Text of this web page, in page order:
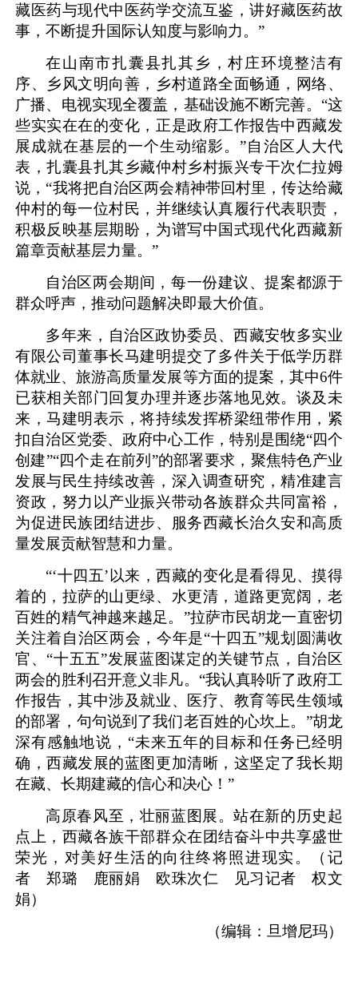
藏医药与现代中医药学交流互鉴，讲好藏医药故
事，不断提升国际认知度与影响力。”
在山南市扎囊县扎其乡，村庄环境整洁有
序、乡风文明向善，乡村道路全面畅通，网络、
广播、电视实现全覆盖，基础设施不断完善。“这
些实实在在的变化，正是政府工作报告中西藏发
展成就在基层的一个生动缩影。”自治区人大代
表，扎囊县扎其乡藏仲村乡村振兴专干次仁拉姆
说，“我将把自治区两会精神带回村里，传达给藏
仲村的每一位村民，并继续认真履行代表职责，
积极反映基层期盼，为谱写中国式现代化西藏新
篇章贡献基层力量。”
自治区两会期间，每一份建议、提案都源于
群众呼声，推动问题解决即最大价值。
多年来，自治区政协委员、西藏安牧多实业
有限公司董事长马建明提交了多件关于低学历群
体就业、旅游高质量发展等方面的提案，其中6件
已获相关部门回复办理并逐步落地见效。谈及未
来，马建明表示，将持续发挥桥梁纽带作用，紧
扣自治区党委、政府中心工作，特别是围绕“四个
创建”“四个走在前列”的部署要求，聚焦特色产业
发展与民生持续改善，深入调查研究，精准建言
资政，努力以产业振兴带动各族群众共同富裕，
为促进民族团结进步、服务西藏长治久安和高质
量发展贡献智慧和力量。
“‘十四五’以来，西藏的变化是看得见、摸得
着的，拉萨的山更绿、水更清，道路更宽阔，老
百姓的精气神越来越足。”拉萨市民胡龙一直密切
关注着自治区两会，今年是“十四五”规划圆满收
官、“十五五”发展蓝图谋定的关键节点，自治区
两会的胜利召开意义非凡。“我认真聆听了政府工
作报告，其中涉及就业、医疗、教育等民生领域
的部署，句句说到了我们老百姓的心坎上。”胡龙
深有感触地说，“未来五年的目标和任务已经明
确，西藏发展的蓝图更加清晰，这坚定了我长期
在藏、长期建藏的信心和决心！”
高原春风至，壮丽蓝图展。站在新的历史起
点上，西藏各族干部群众在团结奋斗中共享盛世
荣光，对美好生活的向往终将照进现实。（ 记
者 郑璐 鹿丽娟 欧珠次仁 见习记者 权文
娟）
（编辑：旦增尼玛）